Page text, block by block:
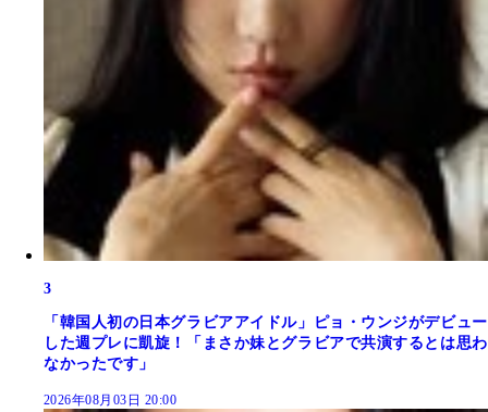
3
「韓国人初の日本グラビアアイドル」ピョ・ウンジがデビュー
した週プレに凱旋！「まさか妹とグラビアで共演するとは思わ
なかったです」
2026年08月03日 20:00